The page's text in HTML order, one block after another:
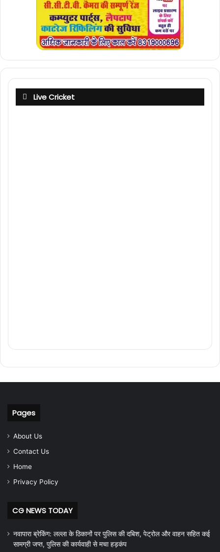
Live Cricket
Pages
About Us
Contact Us
Home
Privacy Policy
CG NEWS TODAY
नवापारा ब्रेकिंग: लल्ला के ठिकानों पर पुलिस की दबिश, पेट्रोल और वाहन सहित कई
सामग्री जप्त, पुलिस की कार्यवाही से मचा हड़कंप